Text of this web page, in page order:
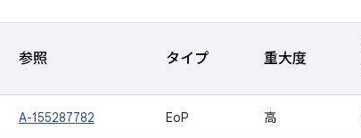
参照 タイプ 重大度
A-155287782 EoP 高